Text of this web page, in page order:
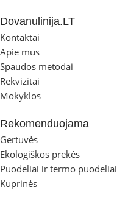
Dovanulinija.LT
Kontaktai
Apie mus
Spaudos metodai
Rekvizitai
Mokyklos
Rekomenduojama
Gertuvės
Ekologiškos prekės
Puodeliai ir termo puodeliai
Kuprinės